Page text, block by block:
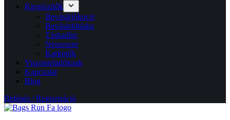
Kiegészítők
Bevásárlókocsi
Bevásárlótáska
Táskadísz
Neszeszer
Karkötők
Viszonteladóknak
Kapcsolat
Blog
Belépés / Regisztráció